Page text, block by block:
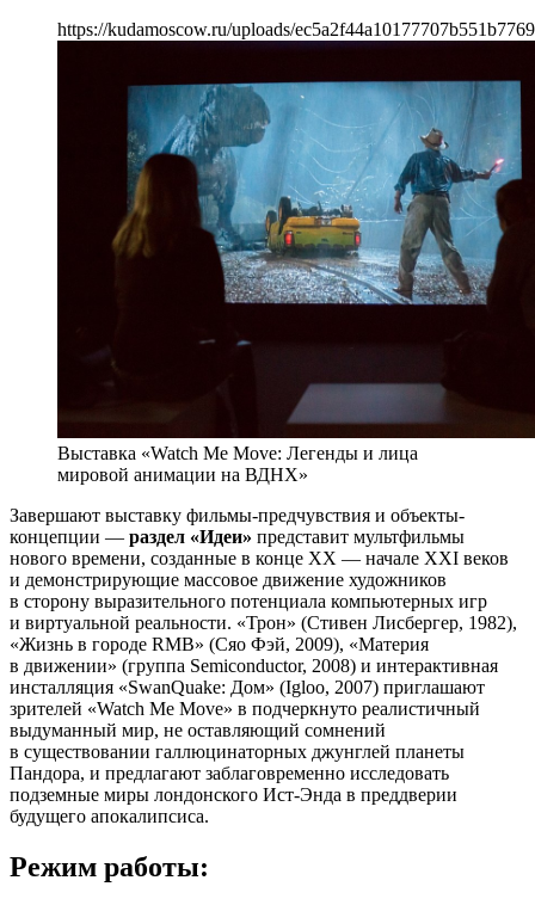
https://kudamoscow.ru/uploads/
Выставка «Watch Me Move: Легенды и лица
мировой анимации на ВДНХ»
Завершают выставку фильмы-предчувствия и объекты-
концепции — раздел «Идеи» представит мультфильмы
нового времени, созданные в конце XX — начале XXI веков
и демонстрирующие массовое движение художников
в сторону выразительного потенциала компьютерных игр
и виртуальной реальности. «Трон» (Стивен Лисбергер, 1982),
«Жизнь в городе RMB» (Сяо Фэй, 2009), «Материя
в движении» (группа Semiconductor, 2008) и интерактивная
инсталляция «SwanQuake: Дом» (Igloo, 2007) приглашают
зрителей «Watch Me Move» в подчеркнуто реалистичный
выдуманный мир, не оставляющий сомнений
в существовании галлюцинаторных джунглей планеты
Пандора, и предлагают заблаговременно исследовать
подземные миры лондонского Ист-Энда в преддверии
будущего апокалипсиса.
Режим работы: